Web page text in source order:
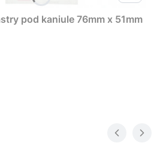
pod kaniule 76mm x 51mm